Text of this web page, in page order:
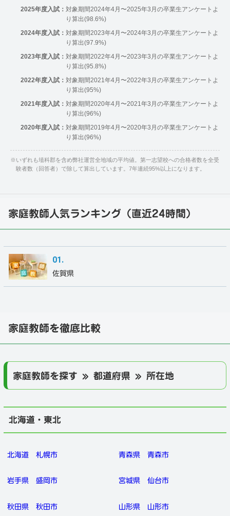
2025年度入試： 対象期間2024年4月〜2025年3月の卒業生アンケートよ
り算出(98.6%)
2024年度入試： 対象期間2023年4月〜2024年3月の卒業生アンケートよ
り算出(97.9%)
2023年度入試： 対象期間2022年4月〜2023年3月の卒業生アンケートよ
り算出(95.8%)
2022年度入試： 対象期間2021年4月〜2022年3月の卒業生アンケートよ
り算出(95%)
2021年度入試： 対象期間2020年4月〜2021年3月の卒業生アンケートよ
り算出(96%)
2020年度入試： 対象期間2019年4月〜2020年3月の卒業生アンケートよ
り算出(96%)
※いずれも埴科郡を含め弊社運営全地域の平均値。第一志望校への合格者数を全受
験者数（回答者）で除して算出しています。7年連続95%以上になります。
家庭教師人気ランキング（直近24時間）
佐賀県
家庭教師を徹底比較
家庭教師を探す » 都道府県 » 所在地
北海道・東北
北海道 札幌市 青森県 青森市
岩手県 盛岡市 宮城県 仙台市
秋田県 秋田市 山形県 山形市